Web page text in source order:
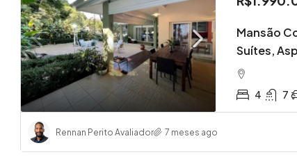
Mansão
Suítes,
4 7
Rennan Perito Avaliador 7 meses ago